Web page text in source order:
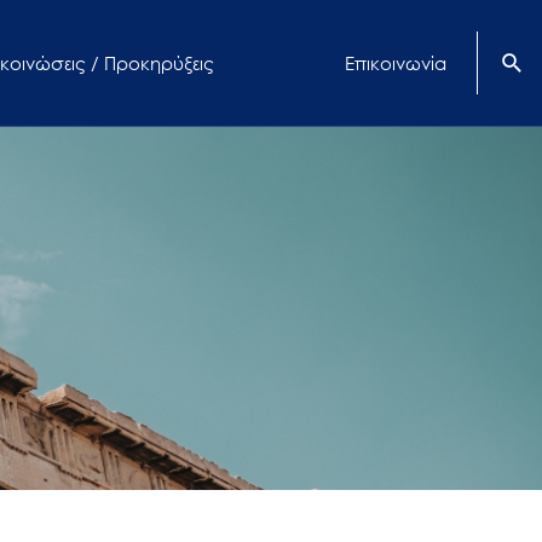
/ Προκηρύξεις Επικοινωνία